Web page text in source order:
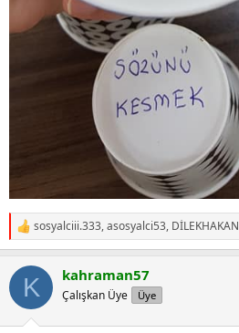
R
e
c
i
sosyalciii.333,asosyalci53, DİLEKHAKAN
K kahraman57
Çalışkan Üye Üye